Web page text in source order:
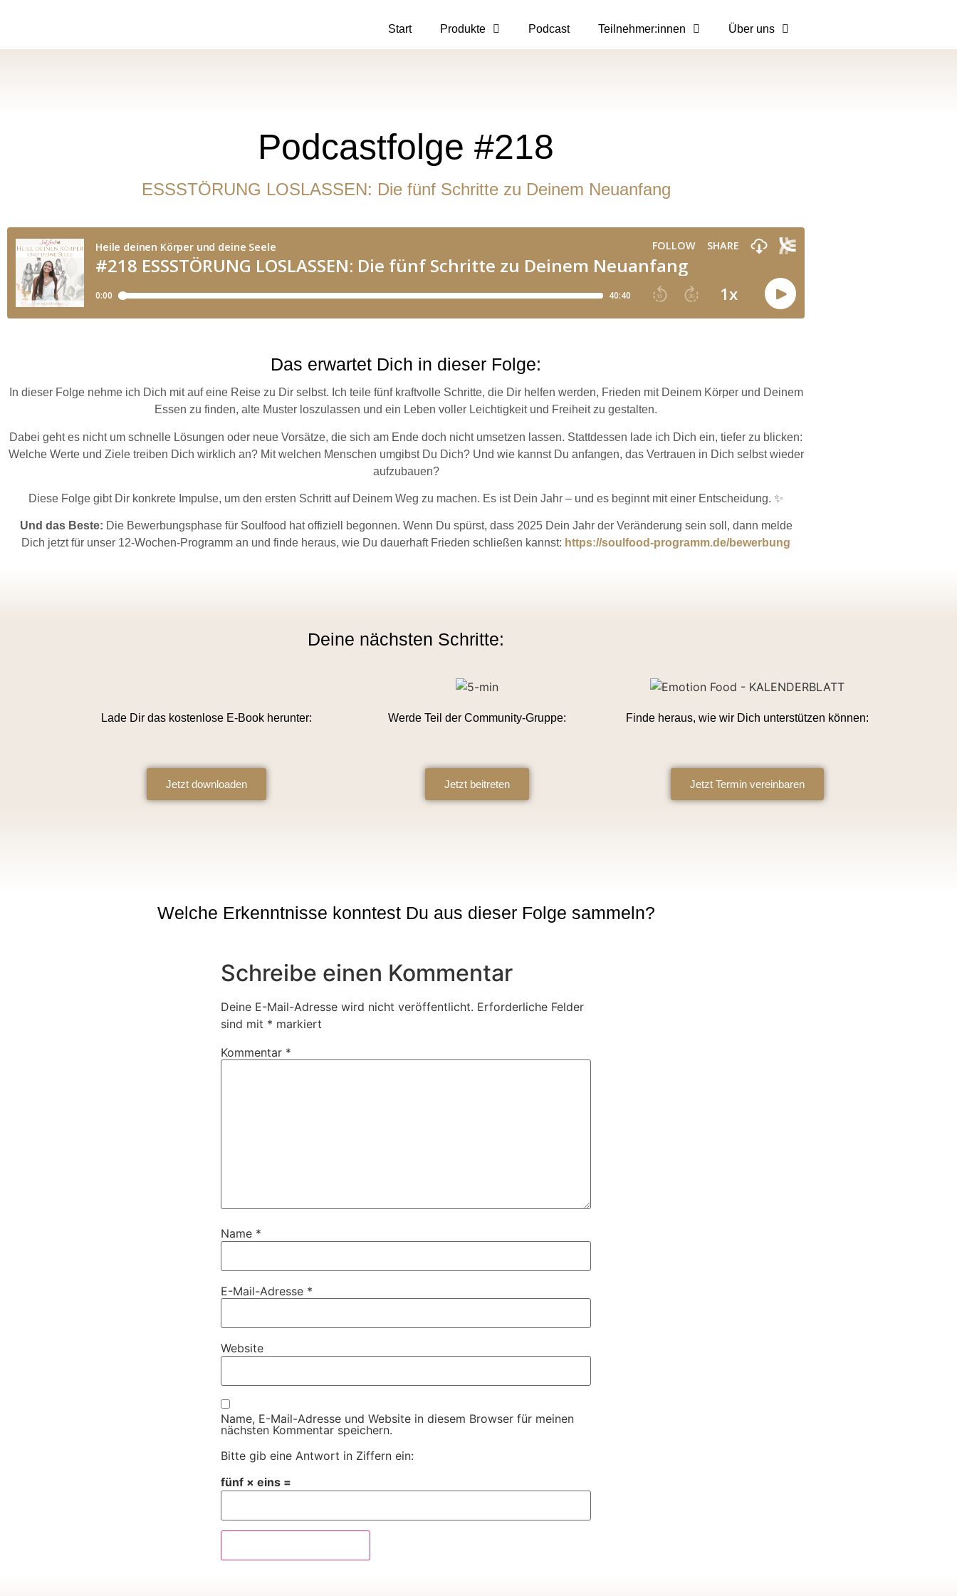
Start Produkte Podcast Teilnehmer:innen Über uns
Podcastfolge #218
ESSSTÖRUNG LOSLASSEN: Die fünf Schritte zu Deinem Neuanfang
Das erwartet Dich in dieser Folge:
In dieser Folge nehme ich Dich mit auf eine Reise zu Dir selbst. Ich teile fünf kraftvolle Schritte, die Dir helfen werden, Frieden mit Deinem Körper und Deinem
Essen zu finden, alte Muster loszulassen und ein Leben voller Leichtigkeit und Freiheit zu gestalten.
Dabei geht es nicht um schnelle Lösungen oder neue Vorsätze, die sich am Ende doch nicht umsetzen lassen. Stattdessen lade ich Dich ein, tiefer zu blicken:
Welche Werte und Ziele treiben Dich wirklich an? Mit welchen Menschen umgibst Du Dich? Und wie kannst Du anfangen, das Vertrauen in Dich selbst wieder
aufzubauen?
Diese Folge gibt Dir konkrete Impulse, um den ersten Schritt auf Deinem Weg zu machen. Es ist Dein Jahr – und es beginnt mit einer Entscheidung. ✨
Und das Beste: Die Bewerbungsphase für Soulfood hat offiziell begonnen. Wenn Du spürst, dass 2025 Dein Jahr der Veränderung sein soll, dann melde
Dich jetzt für unser 12-Wochen-Programm an und finde heraus, wie Du dauerhaft Frieden schließen kannst: https://soulfood-programm.de/bewerbung
Deine nächsten Schritte:
Lade Dir das kostenlose E-Book herunter: Werde Teil der Community-Gruppe: Finde heraus, wie wir Dich unterstützen können:
Jetzt downloaden Jetzt beitreten Jetzt Termin vereinbaren
Welche Erkenntnisse konntest Du aus dieser Folge sammeln?
Schreibe einen Kommentar
Deine E-Mail-Adresse wird nicht veröffentlicht. Erforderliche Felder
sind mit * markiert
Kommentar *
Name *
E-Mail-Adresse *
Website
Name, E-Mail-Adresse und Website in diesem Browser für meinen
nächsten Kommentar speichern.
Bitte gib eine Antwort in Ziffern ein:
fünf × eins =